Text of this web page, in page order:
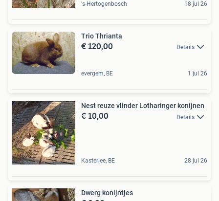
's-Hertogenbosch 18 jul 26
Trio Thrianta
€ 120,00 Details
evergem, BE 1 jul 26
Nest reuze vlinder Lotharinger konijnen
€ 10,00 Details
Kasterlee, BE 28 jul 26
Dwerg konijntjes